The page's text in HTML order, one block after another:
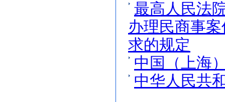
最高人民法
办理民商事
求的规定
中国（上海
中华人民共